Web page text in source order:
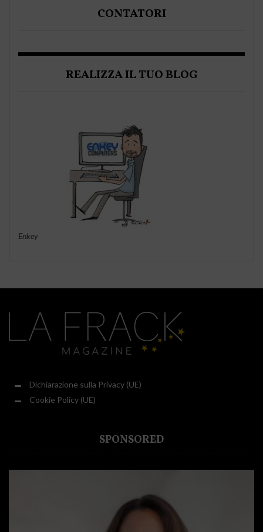
CONTATORI
REALIZZA IL TUO BLOG
Enkey
Dichiarazione sulla Privacy (UE)
Cookie Policy (UE)
SPONSORED